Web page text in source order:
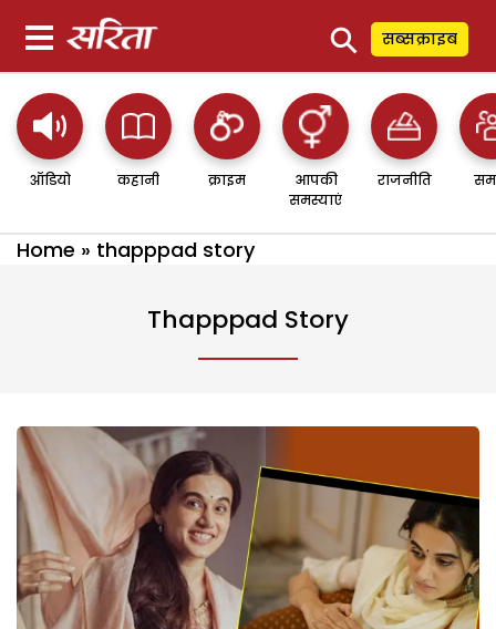
⚲ सब्सक्राइब
ऑडियो कहानी क्राइम
आपकी
समस्याएं
राजनीति
Home » thapppad story
Thapppad Story